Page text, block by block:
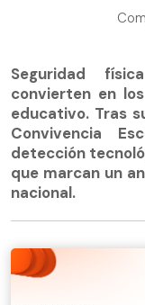
Seguridad
convierten en
educativo. Tras
Convivencia
detección
que marcan un
nacional.